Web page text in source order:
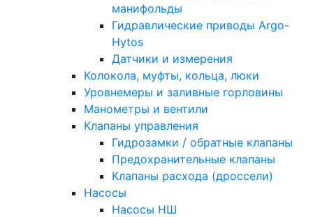
манифольды
Гидравлические приводы Argo-
Hytos
Датчики и измерения
Колокола, муфты, кольца, люки
Уровнемеры и заливные горловины
Манометры и вентили
Клапаны управления
Гидрозамки / обратные клапаны
Предохранительные клапаны
Клапаны расхода (дроссели)
Насосы
Насосы НШ